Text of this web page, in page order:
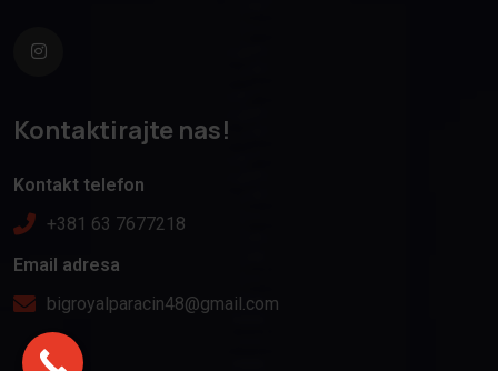
Kontaktirajte nas!
Kontakt telefon
+381 63 7677218
Email adresa
bigroyalparacin48@gmail.com